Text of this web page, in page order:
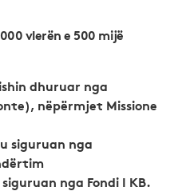
vlerën e 500 mijë
dhuruar nga
nëpërmjet Missione
siguruan nga
nga Fondi I KB.